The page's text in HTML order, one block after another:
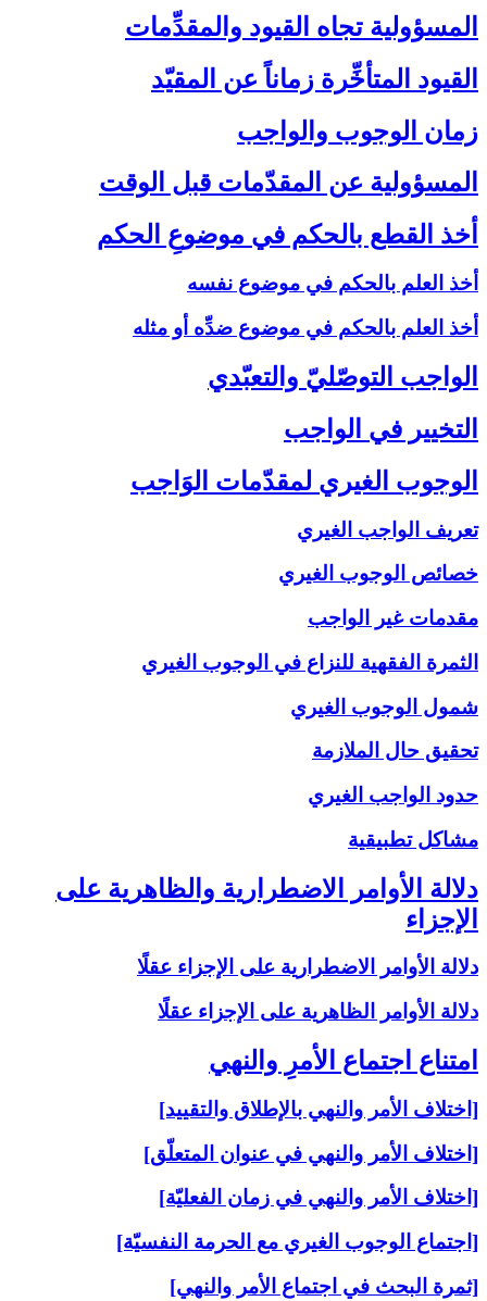
المسؤولية تجاه القيود والمقدِّمات‏
القيود المتأخِّرة زماناً عن المقيّد
زمان الوجوب والواجب‏
المسؤولية عن المقدّمات قبل الوقت‏
أخذ القطع بالحكم في موضوعِ الحكم‏
أخذ العلم بالحكم في موضوع نفسه
أخذ العلم بالحكم في موضوع ضدِّه أو مثله
الواجب التوصّليّ والتعبّدي‏
التخيير في الواجب‏
الوجوب الغيري لمقدّمات الوَاجب‏
تعريف الواجب الغيري
خصائص الوجوب الغيري
مقدمات غير الواجب
الثمرة الفقهية للنزاع في الوجوب الغيري
شمول الوجوب الغيري
تحقيق حال الملازمة
حدود الواجب الغيري
مشاكل تطبيقية
دلالة الأوامر الاضطرارية والظاهرية على
الإجزاء
دلالة الأوامر الاضطرارية على الإجزاء عقلًا
دلالة الأوامر الظاهرية على الإجزاء عقلًا
امتناع اجتماع الأمرِ والنهي‏
[اختلاف الأمر والنهي بالإطلاق والتقييد]
[اختلاف الأمر والنهي في عنوان المتعلّق]
[اختلاف الأمر والنهي في زمان الفعليّة]
[اجتماع الوجوب الغيري مع الحرمة النفسيّة]
[ثمرة البحث في اجتماع الأمر والنهي]